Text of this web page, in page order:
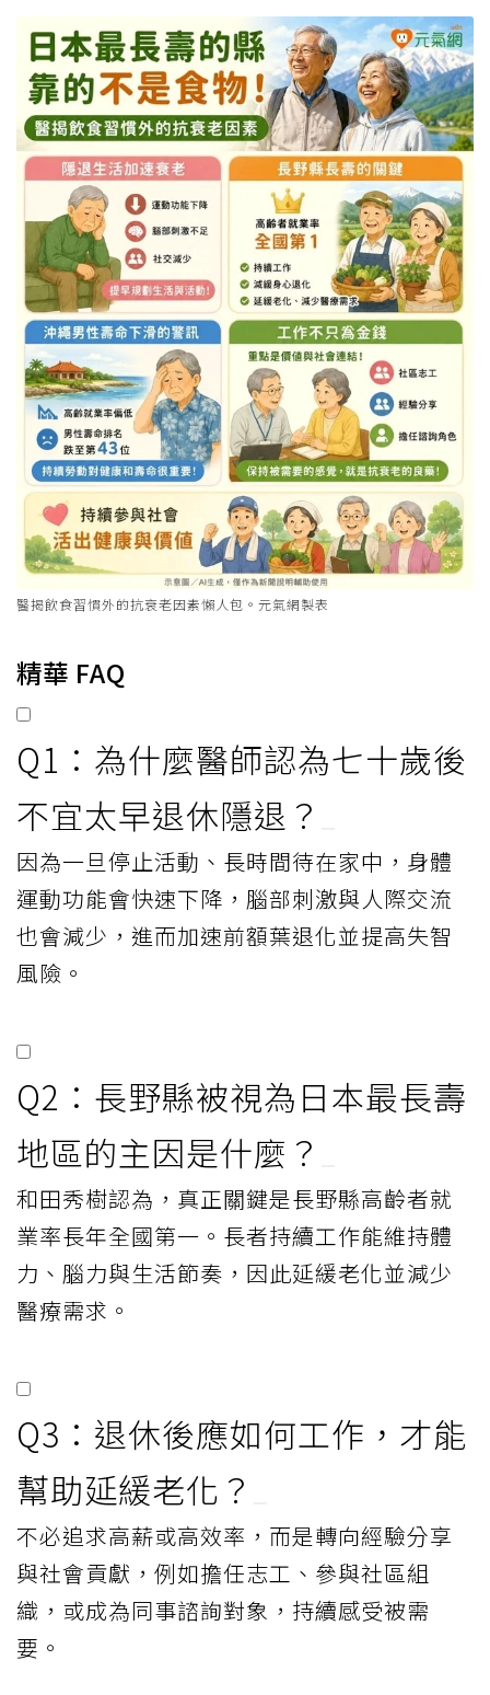
醫揭飲食習慣外的抗衰老因素懶人包。元氣網製表
精華 FAQ
Q1：為什麼醫師認為七十歲後
不宜太早退休隱退？
因為一旦停止活動、長時間待在家中，身體
運動功能會快速下降，腦部刺激與人際交流
也會減少，進而加速前額葉退化並提高失智
風險。
Q2：長野縣被視為日本最長壽
地區的主因是什麼？
和田秀樹認為，真正關鍵是長野縣高齡者就
業率長年全國第一。長者持續工作能維持體
力、腦力與生活節奏，因此延緩老化並減少
醫療需求。
Q3：退休後應如何工作，才能
幫助延緩老化？
不必追求高薪或高效率，而是轉向經驗分享
與社會貢獻，例如擔任志工、參與社區組
織，或成為同事諮詢對象，持續感受被需
要。